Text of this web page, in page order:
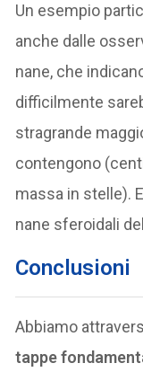
Un esempio
anche dalle
nane, che
difficilmente
stragrande
contengono
massa in stelle).
nane sferoidali
Conclusioni
Abbiamo
tappe